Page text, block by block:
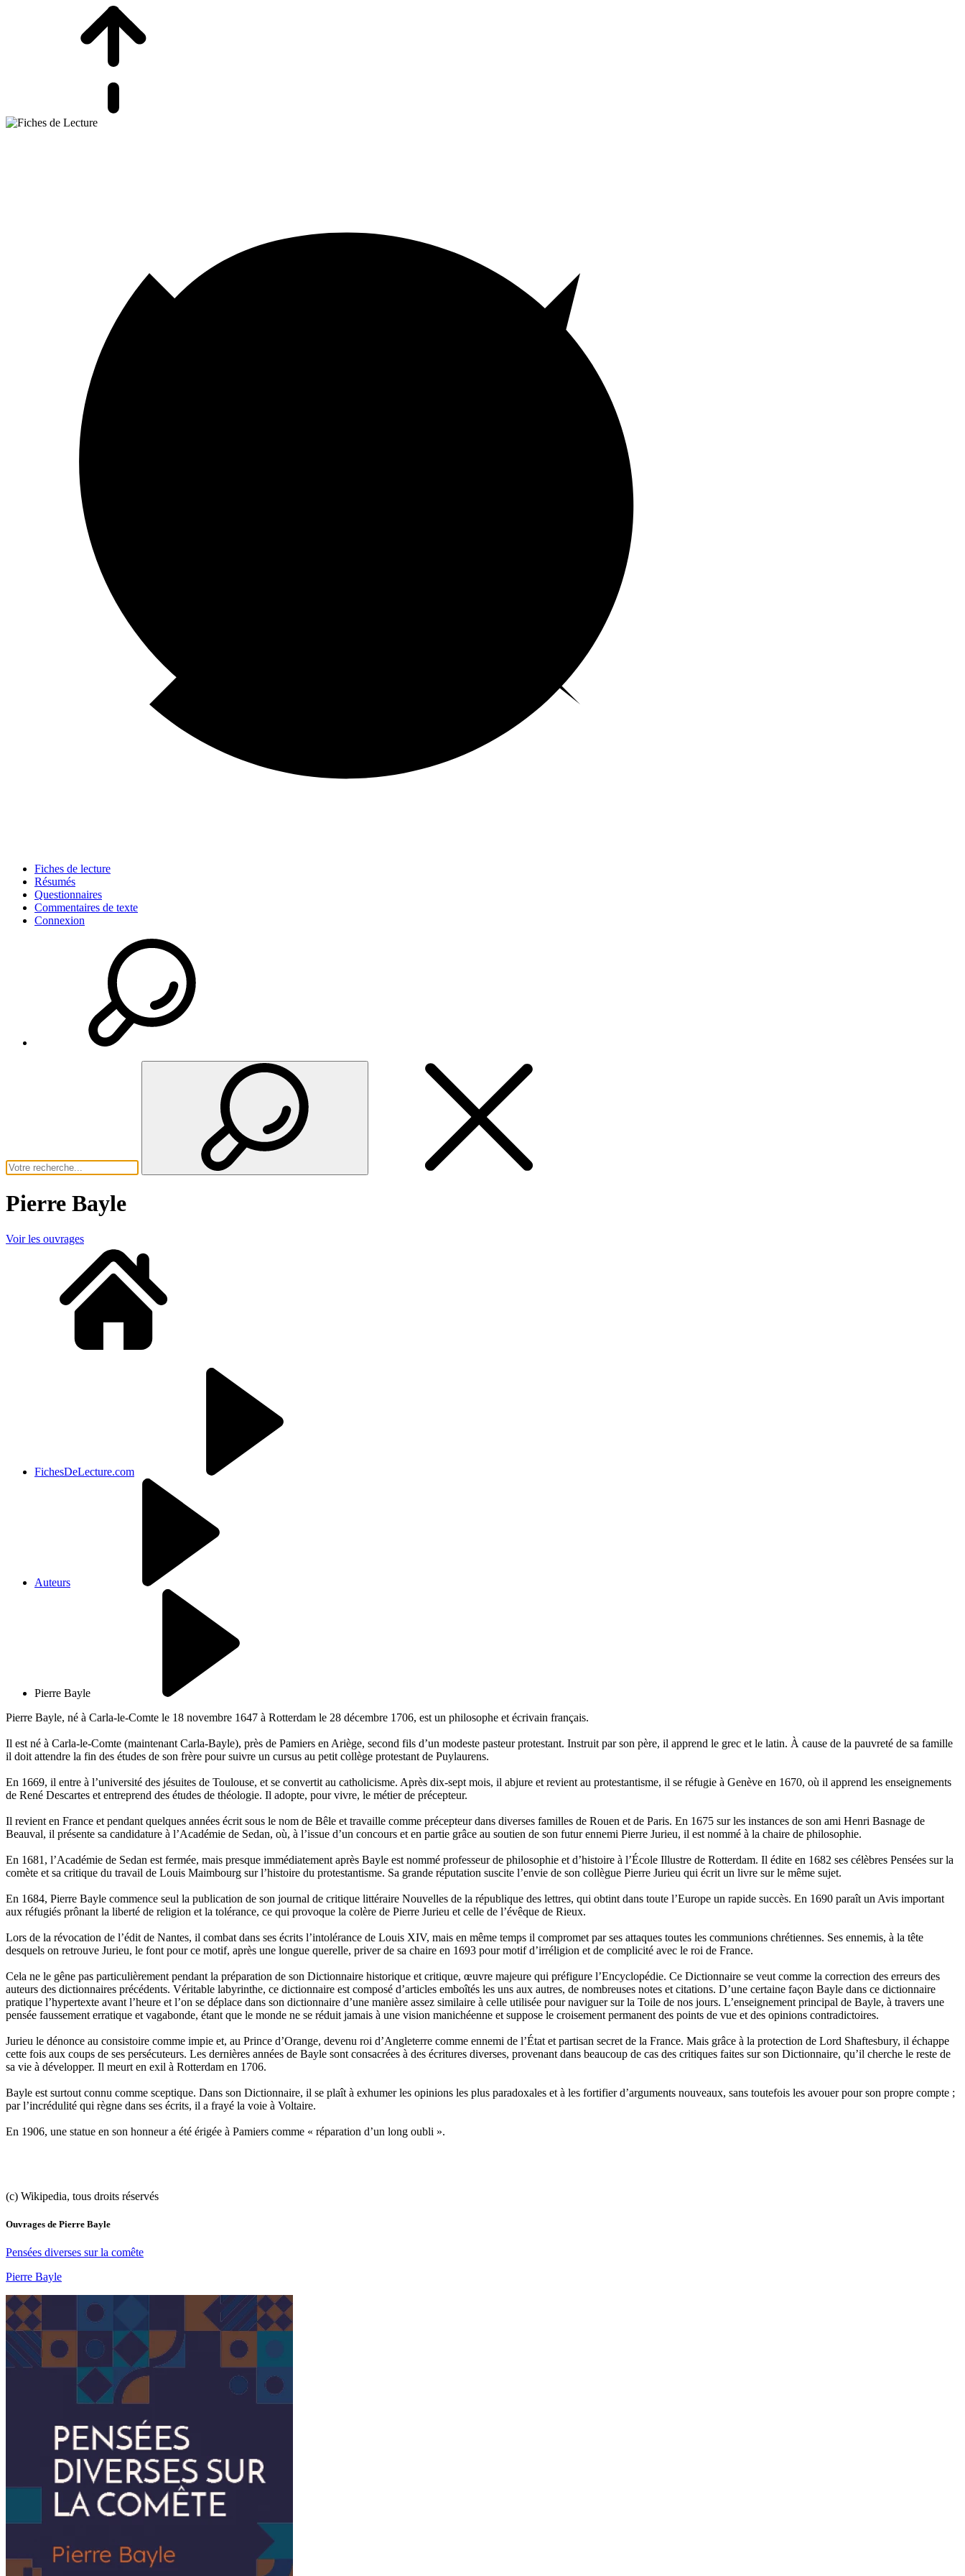
Fiches de lecture
Résumés
Questionnaires
Commentaires de texte
Connexion
Pierre Bayle
Voir les ouvrages
FichesDeLecture.com
Auteurs
Pierre Bayle
Pierre Bayle, né à Carla-le-Comte le 18 novembre 1647 à Rotterdam le 28 décembre 1706, est un philosophe et écrivain français.
Il est né à Carla-le-Comte (maintenant Carla-Bayle), près de Pamiers en Ariège, second fils d’un modeste pasteur protestant. Instruit par son père, il apprend le grec et le latin. À cause de la pauvreté de sa famille
il doit attendre la fin des études de son frère pour suivre un cursus au petit collège protestant de Puylaurens.
En 1669, il entre à l’université des jésuites de Toulouse, et se convertit au catholicisme. Après dix-sept mois, il abjure et revient au protestantisme, il se réfugie à Genève en 1670, où il apprend les enseignements
de René Descartes et entreprend des études de théologie. Il adopte, pour vivre, le métier de précepteur.
Il revient en France et pendant quelques années écrit sous le nom de Bêle et travaille comme précepteur dans diverses familles de Rouen et de Paris. En 1675 sur les instances de son ami Henri Basnage de
Beauval, il présente sa candidature à l’Académie de Sedan, où, à l’issue d’un concours et en partie grâce au soutien de son futur ennemi Pierre Jurieu, il est nommé à la chaire de philosophie.
En 1681, l’Académie de Sedan est fermée, mais presque immédiatement après Bayle est nommé professeur de philosophie et d’histoire à l’École Illustre de Rotterdam. Il édite en 1682 ses célèbres Pensées sur la
comète et sa critique du travail de Louis Maimbourg sur l’histoire du protestantisme. Sa grande réputation suscite l’envie de son collègue Pierre Jurieu qui écrit un livre sur le même sujet.
En 1684, Pierre Bayle commence seul la publication de son journal de critique littéraire Nouvelles de la république des lettres, qui obtint dans toute l’Europe un rapide succès. En 1690 paraît un Avis important
aux réfugiés prônant la liberté de religion et la tolérance, ce qui provoque la colère de Pierre Jurieu et celle de l’évêque de Rieux.
Lors de la révocation de l’édit de Nantes, il combat dans ses écrits l’intolérance de Louis XIV, mais en même temps il compromet par ses attaques toutes les communions chrétiennes. Ses ennemis, à la tête
desquels on retrouve Jurieu, le font pour ce motif, après une longue querelle, priver de sa chaire en 1693 pour motif d’irréligion et de complicité avec le roi de France.
Cela ne le gêne pas particulièrement pendant la préparation de son Dictionnaire historique et critique, œuvre majeure qui préfigure l’Encyclopédie. Ce Dictionnaire se veut comme la correction des erreurs des
auteurs des dictionnaires précédents. Véritable labyrinthe, ce dictionnaire est composé d’articles emboîtés les uns aux autres, de nombreuses notes et citations. D’une certaine façon Bayle dans ce dictionnaire
pratique l’hypertexte avant l’heure et l’on se déplace dans son dictionnaire d’une manière assez similaire à celle utilisée pour naviguer sur la Toile de nos jours. L’enseignement principal de Bayle, à travers une
pensée faussement erratique et vagabonde, étant que le monde ne se réduit jamais à une vision manichéenne et suppose le croisement permanent des points de vue et des opinions contradictoires.
Jurieu le dénonce au consistoire comme impie et, au Prince d’Orange, devenu roi d’Angleterre comme ennemi de l’État et partisan secret de la France. Mais grâce à la protection de Lord Shaftesbury, il échappe
cette fois aux coups de ses persécuteurs. Les dernières années de Bayle sont consacrées à des écritures diverses, provenant dans beaucoup de cas des critiques faites sur son Dictionnaire, qu’il cherche le reste de
sa vie à développer. Il meurt en exil à Rotterdam en 1706.
Bayle est surtout connu comme sceptique. Dans son Dictionnaire, il se plaît à exhumer les opinions les plus paradoxales et à les fortifier d’arguments nouveaux, sans toutefois les avouer pour son propre compte ;
par l’incrédulité qui règne dans ses écrits, il a frayé la voie à Voltaire.
En 1906, une statue en son honneur a été érigée à Pamiers comme « réparation d’un long oubli ».
(c) Wikipedia, tous droits réservés
Ouvrages de Pierre Bayle
Pensées diverses sur la comête
Pierre Bayle